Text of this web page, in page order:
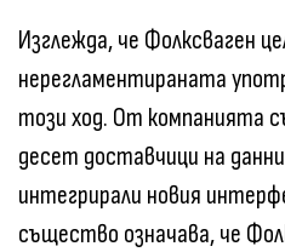
Изглежда, че Фолксваген
нерегламентираната
този ход. От компанията
десет доставчици на
интегрирали новия
същество означава, че